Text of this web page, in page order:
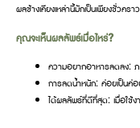
ผลข้างเคียงเหล่านี้มักเป็นเพียงชั่วคร
คุณจะเห็นผลลัพธ์เมื่อไหร่?
ความอยากอาหารลดลง:
การลดน้ำหนัก: ค่อยเป็นค่อ
ได้ผลลัพธ์ที่ดีที่สุด: เมื่อใช้ง